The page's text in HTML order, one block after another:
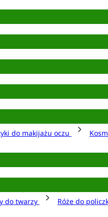
do makijażu oczu
do twarzy Róże do